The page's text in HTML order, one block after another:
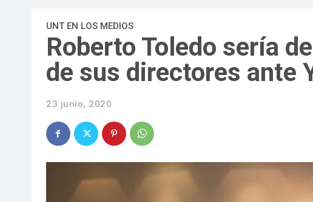
UNT EN LOS MEDIOS
Roberto Toledo sería
de sus directores ante
23 junio, 2020